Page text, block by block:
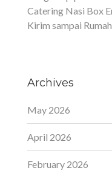
Catering Nasi Box
Kirim sampai Rumah
Archives
May 2026
April 2026
February 2026